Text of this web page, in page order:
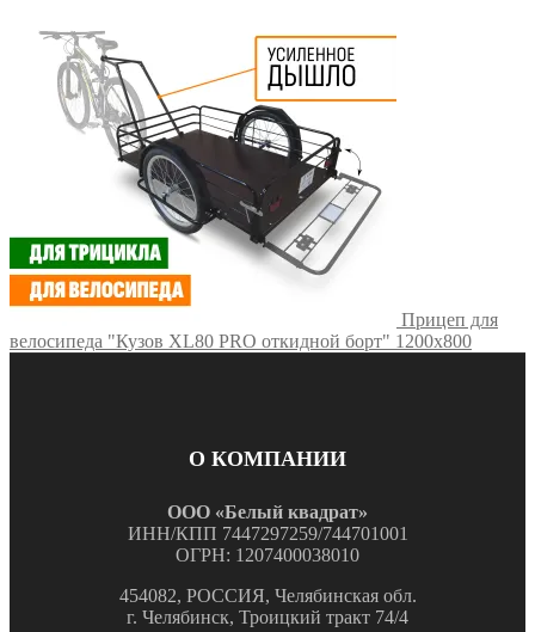
Прицеп для
велосипеда "Кузов XL80 PRO откидной борт" 1200х800
О КОМПАНИИ
ООО «Белый квадрат»
ИНН/КПП 7447297259/744701001
ОГРН: 1207400038010
454082, РОССИЯ, Челябинская обл.
г. Челябинск, Троицкий тракт 74/4